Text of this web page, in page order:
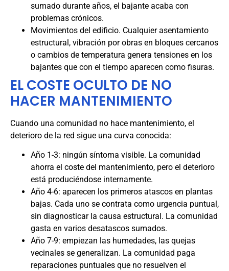
sumado durante años, el bajante acaba con
problemas crónicos.
Movimientos del edificio. Cualquier asentamiento
estructural, vibración por obras en bloques cercanos
o cambios de temperatura genera tensiones en los
bajantes que con el tiempo aparecen como fisuras.
EL COSTE OCULTO DE NO
HACER MANTENIMIENTO
Cuando una comunidad no hace mantenimiento, el
deterioro de la red sigue una curva conocida:
Año 1-3: ningún síntoma visible. La comunidad
ahorra el coste del mantenimiento, pero el deterioro
está produciéndose internamente.
Año 4-6: aparecen los primeros atascos en plantas
bajas. Cada uno se contrata como urgencia puntual,
sin diagnosticar la causa estructural. La comunidad
gasta en varios desatascos sumados.
Año 7-9: empiezan las humedades, las quejas
vecinales se generalizan. La comunidad paga
reparaciones puntuales que no resuelven el